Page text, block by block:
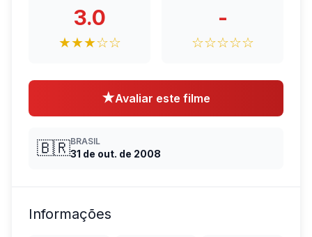
3.0
★★★☆☆
-
☆☆☆☆☆
★Avaliar este filme
🇧🇷BRASIL
31 de out. de 2008
Informações